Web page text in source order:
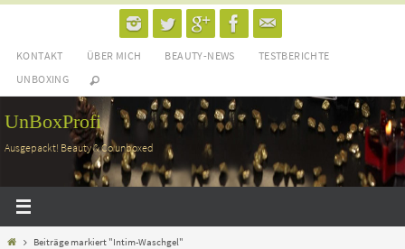
springen
KONTAKT ÜBER MICH BEAUTY-NEWS
TESTBERICHTE
UNBOXING
UnBoxProfi
Ausgepackt! Beauty & Co unboxed
HomeBeiträge markiert "Intim-Waschgel"